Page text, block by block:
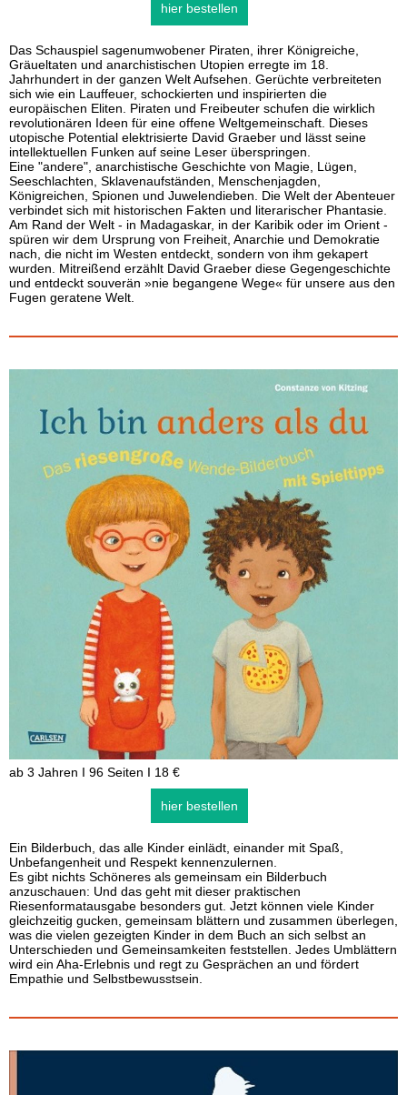
hier bestellen
Das Schauspiel sagenumwobener Piraten, ihrer Königreiche,
Gräueltaten und anarchistischen Utopien erregte im 18.
Jahrhundert in der ganzen Welt Aufsehen. Gerüchte verbreiteten
sich wie ein Lauffeuer, schockierten und inspirierten die
europäischen Eliten. Piraten und Freibeuter schufen die wirklich
revolutionären Ideen für eine offene Weltgemeinschaft. Dieses
utopische Potential elektrisierte David Graeber und lässt seine
intellektuellen Funken auf seine Leser überspringen.
Eine "andere", anarchistische Geschichte von Magie, Lügen,
Seeschlachten, Sklavenaufständen, Menschenjagden,
Königreichen, Spionen und Juwelendieben. Die Welt der Abenteuer
verbindet sich mit historischen Fakten und literarischer Phantasie.
Am Rand der Welt - in Madagaskar, in der Karibik oder im Orient -
spüren wir dem Ursprung von Freiheit, Anarchie und Demokratie
nach, die nicht im Westen entdeckt, sondern von ihm gekapert
wurden. Mitreißend erzählt David Graeber diese Gegengeschichte
und entdeckt souverän »nie begangene Wege« für unsere aus den
Fugen geratene Welt.
ab 3 Jahren I 96 Seiten I 18 €
hier bestellen
Ein Bilderbuch, das alle Kinder einlädt, einander mit Spaß,
Unbefangenheit und Respekt kennenzulernen.
Es gibt nichts Schöneres als gemeinsam ein Bilderbuch
anzuschauen: Und das geht mit dieser praktischen
Riesenformatausgabe besonders gut. Jetzt können viele Kinder
gleichzeitig gucken, gemeinsam blättern und zusammen überlegen,
was die vielen gezeigten Kinder in dem Buch an sich selbst an
Unterschieden und Gemeinsamkeiten feststellen. Jedes Umblättern
wird ein Aha-Erlebnis und regt zu Gesprächen an und fördert
Empathie und Selbstbewusstsein.